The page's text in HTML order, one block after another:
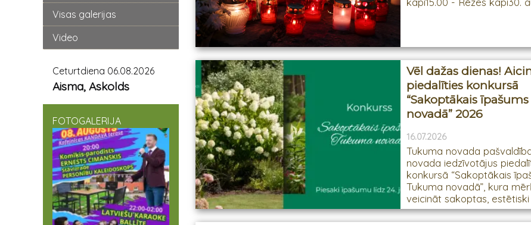
Visas galerijas
Video
Ceturtdiena 06.08.2026
Aisma, Askolds
FOTOGALERIJA
Vēl dažas dienas!
piedalīties konkursā
“Sakoptākais
novadā” 2026
16.07.2026
Tukuma novada
novada iedzīvotājus
konkursā “Sakoptākais
Tukuma novadā”, kura
veicināt sakoptas, estētiski